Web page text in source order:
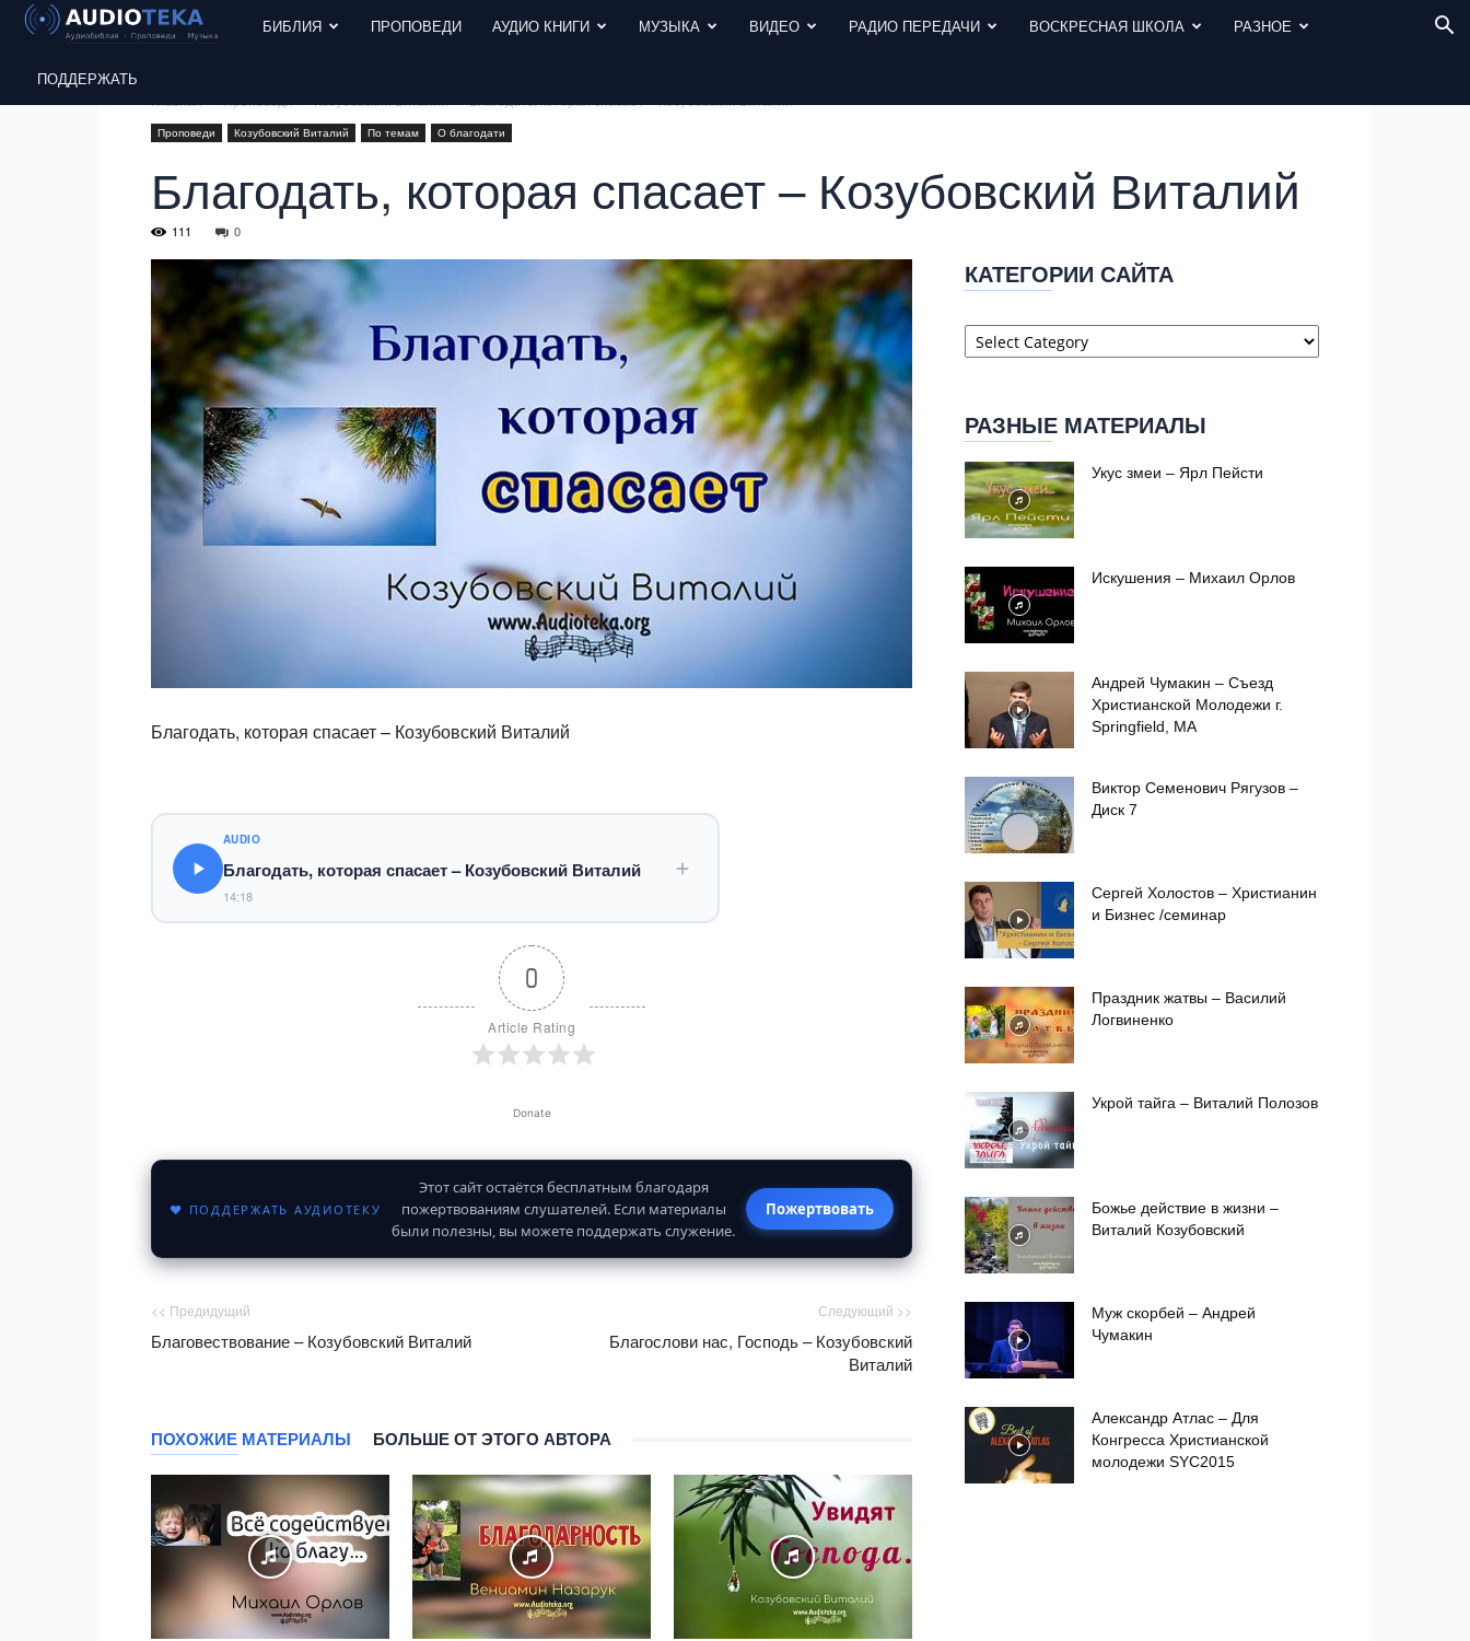
БИБЛИЯ ПРОПОВЕДИ АУДИО КНИГИ МУЗЫКА ВИДЕО РАДИО ПЕРЕДАЧИ ВОСКРЕСНАЯ ШКОЛА РАЗНОЕ
ПОДДЕРЖАТЬ
Проповеди Козубовский Виталий По темам О благодати
Благодать, которая спасает – Козубовский Виталий
111 0
Благодать, которая спасает – Козубовский Виталий
AUDIO
Благодать, которая спасает – Козубовский Виталий
14:18
0
Article Rating
Donate
♥ ПОДДЕРЖАТЬ АУДИОТЕКУ
Этот сайт остаётся бесплатным благодаря
пожертвованиям слушателей. Если материалы
были полезны, вы можете поддержать служение.
Пожертвовать
<< Предидущий
Благовествование – Козубовский Виталий
Следующий >>
Благослови нас, Господь – Козубовский
Виталий
ПОХОЖИЕ МАТЕРИАЛЫ БОЛЬШЕ ОТ ЭТОГО АВТОРА
КАТЕГОРИИ САЙТА
Категории
сайта
РАЗНЫЕ МАТЕРИАЛЫ
Укус змеи – Ярл Пейсти
Искушения – Михаил Орлов
Андрей Чумакин – Съезд
Xристианской Молодежи г.
Springfield, MA
Виктор Семенович Рягузов –
Диск 7
Сергей Холостов – Христианин
и Бизнес /семинар
Праздник жатвы – Василий
Логвиненко
Укрой тайга – Виталий Полозов
Божье действие в жизни –
Виталий Козубовский
Муж скорбей – Андрей
Чумакин
Александр Атлас – Для
Конгресса Христианской
молодежи SYC2015